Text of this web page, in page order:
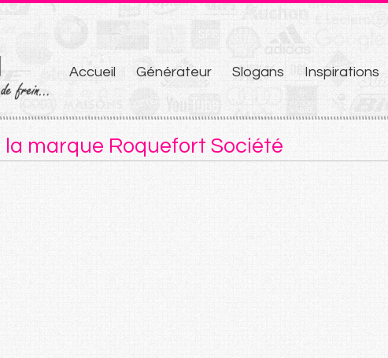
Aller
au
contenu
Accueil Générateur Slogans Inspirations
la marque Roquefort Société